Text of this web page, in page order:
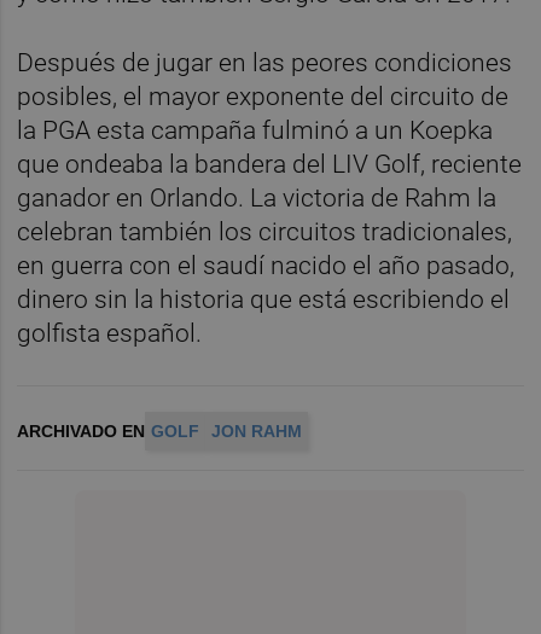
Después de jugar en las peores condiciones
posibles, el mayor exponente del circuito de
la PGA esta campaña fulminó a un Koepka
que ondeaba la bandera del LIV Golf, reciente
ganador en Orlando. La victoria de Rahm la
celebran también los circuitos tradicionales,
en guerra con el saudí nacido el año pasado,
dinero sin la historia que está escribiendo el
golfista español.
ARCHIVADO EN GOLF JON RAHM